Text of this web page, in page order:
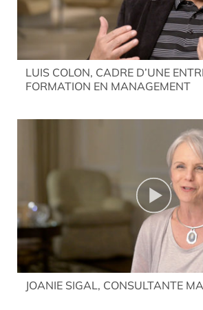
LUIS COLON, CADRE D’UNE
FORMATION EN MANAGEMENT
JOANIE SIGAL, CONSULTANTE